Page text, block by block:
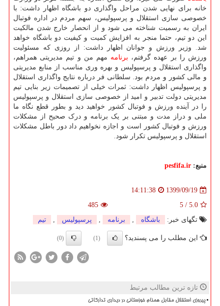
خانه برای نهایی شدن مراحل واگذاری دو باشگاه اظهار داشت: با
خصوصی سازی استقلال و پرسپولیس، سهم مردم در اداره فوتبال
ایران به رسمیت شناخته می شود و از انحصار خارج شدن مالکیت
این دو تیم، حتما منجر به افزایش کمیت و کیفیت دو باشگاه خواهد
شد. وزیر ورزش و جوانان اظهار داشت: از روزی که مسئولیت
ورزش را بر عهده گرفتم، برنامه مهم من و تیم مدیریتی همراهم،
واگذاری استقلال و پرسپولیس و بهره وری مناسب از منابع مدیریتی
و مالی کشور و مردم بود. سلطانی فر درباره نتایج واگذاری استقلال
و پرسپولیس اظهار داشت: ثمرات خیلی از تصمیمات زیر بنایی تیم
مدیریتی دولت تدبیر و امید از خصوصی سازی استقلال و پرسپولیس
را در آینده ورزش و فوتبال کشور خواهید دید و بطور قطع نگاه ما
ملی و دراز مدت و مبتنی بر یک برنامه و درک صحیح از مشکلات
ورزش و فوتبال کشور است و اجازه نخواهیم داد دور باطل مشکلات
استقلال و پرسپولیس تکرار شود.
منبع: pesfifa.ir
1399/09/19
14:11:38
5.0
/
5
485
تگهای خبر:
باشگاه , برنامه , پرسپولیس , تیم
این مطلب را می پسندید؟ (1)
(0)
تازه ترین مطالب مرتبط
پیروزی استقلال مقابل همنام خوزستانی در دیداری تدارکاتی